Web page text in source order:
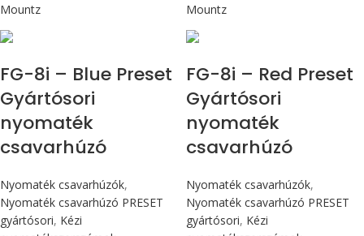
Mountz
Mountz
FG-8i – Blue Preset
Gyártósori
nyomaték
csavarhúzó
Nyomaték csavarhúzók,
Nyomaték csavarhúzó PRESET
gyártósori, Kézi
FG-8i – Red Preset
Gyártósori
nyomaték
csavarhúzó
Nyomaték csavarhúzók,
Nyomaték csavarhúzó PRESET
gyártósori, Kézi